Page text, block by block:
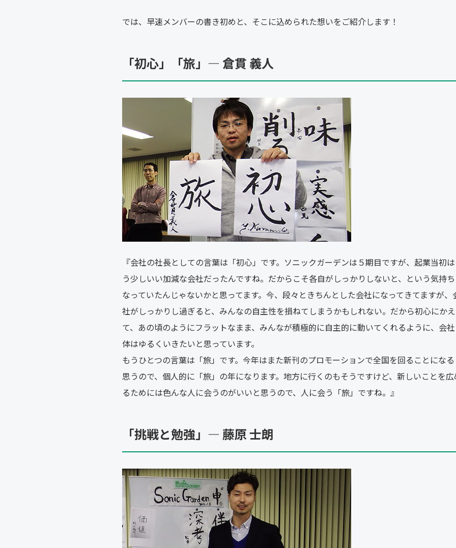
では、早速メンバーの書き初めと、そこに込められた想いをご紹介します！
「初心」「旅」― 倉貫 義人
『会社の社長としての言葉は「初心」です。ソニックガーデンは５期目ですが、起業当初
う少しいい加減な会社だったんですね。だからこそ各自がしっかりしないと、という気持
なっていたんじゃないかと思ってます。今、段々ときちんとした会社になってきてますが、
社がしっかりし過ぎると、みんなの自主性を損ねてしまうかもしれない。だから初心にか
て、あの頃のようにフラットなまま、みんなが積極的に自主的に動いてくれるように、会
体はゆるくいきたいと思っています。
もうひとつの言葉は「旅」です。今年はまた新刊のプロモーションで全国を回ることにな
思うので、個人的に「旅」の年になります。地方に行くのもそうですけど、新しいことを
るためには色んな人に会うのがいいと思うので、人に会う「旅」ですね。』
「挑戦と勉強」― 藤原 士朗